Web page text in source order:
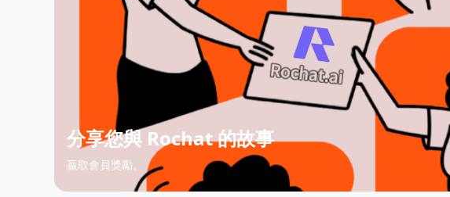
分享您與 Rochat 的故事
贏取會員獎勵。